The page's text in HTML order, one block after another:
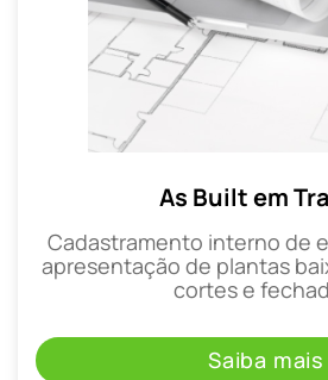
As Built em
Cadastramento interno de
apresentação de plantas
cortes e
Saiba mais